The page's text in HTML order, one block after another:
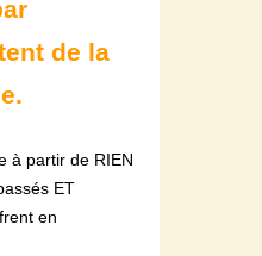
de la
à partir de RIEN
ET
en